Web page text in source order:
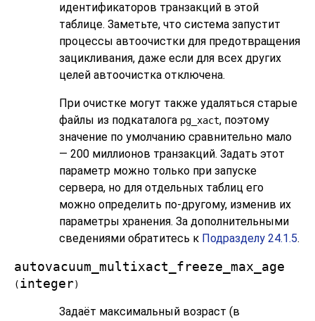
идентификаторов транзакций в этой
таблице. Заметьте, что система запустит
процессы автоочистки для предотвращения
зацикливания, даже если для всех других
целей автоочистка отключена.
При очистке могут также удаляться старые
файлы из подкаталога pg_xact, поэтому
значение по умолчанию сравнительно мало
— 200 миллионов транзакций. Задать этот
параметр можно только при запуске
сервера, но для отдельных таблиц его
можно определить по-другому, изменив их
параметры хранения. За дополнительными
сведениями обратитесь к Подразделу 24.1.5.
autovacuum_multixact_freeze_max_age
( integer)
Задаёт максимальный возраст (в